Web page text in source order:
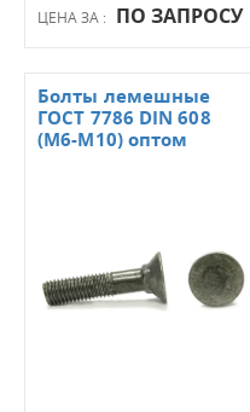
ЦЕНА ЗА : ПО ЗАПРОСУ
Болты лемешные
ГОСТ 7786 DIN 608
(М6-М10) оптом